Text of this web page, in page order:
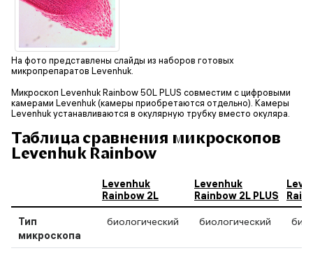
На фото представлены слайды из наборов готовых
микропрепаратов Levenhuk.
Микроскоп Levenhuk Rainbow 50L PLUS совместим с цифровыми
камерами Levenhuk (камеры приобретаются отдельно). Камеры
Levenhuk устанавливаются в окулярную трубку вместо окуляра.
Таблица сравнения микроскопов
Levenhuk Rainbow
Levenhuk
Rainbow 2L
Levenhuk
Rainbow 2L PLUS
Тип
микроскопа
биологический биологический